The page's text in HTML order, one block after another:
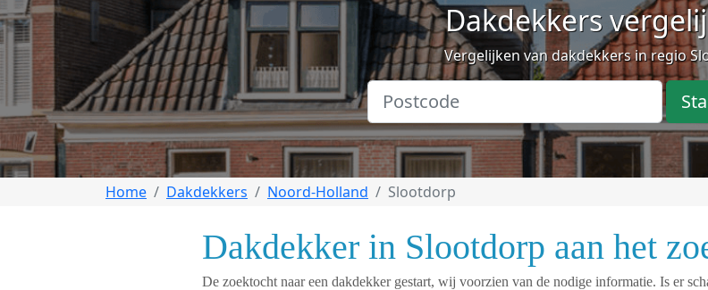
Dakdekkers
Vergelijken van dakdekkers in regio
Home Dakdekkers Noord-Holland Slootdorp
Dakdekker in Slootdorp aan het
De zoektocht naar een dakdekker gestart, wij voorzien van de nodige informatie. Is er